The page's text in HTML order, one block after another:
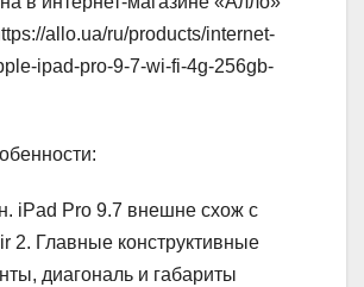
allo.ua/ru/products/internet-
ipad-pro-9-7-wi-fi-4g-256gb-
iPad Pro 9.7 внешне схож с
2. Главные конструктивные
диагональ и габариты